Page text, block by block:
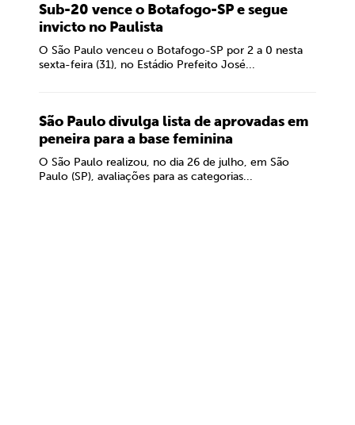
Sub-20 vence o Botafogo-SP e segue
invicto no Paulista
O São Paulo venceu o Botafogo-SP por 2 a 0 nesta
sexta-feira (31), no Estádio Prefeito José...
São Paulo divulga lista de aprovadas em
peneira para a base feminina
O São Paulo realizou, no dia 26 de julho, em São
Paulo (SP), avaliações para as categorias...